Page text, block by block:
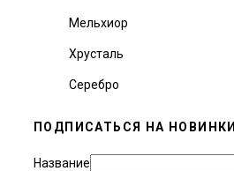
Мельхиор
Хрусталь
Серебро
ПОДПИСАТЬСЯ НА НОВИНКИ
Название